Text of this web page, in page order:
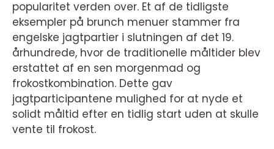
popularitet verden over. Et af de tidligste
eksempler på brunch menuer stammer fra
engelske jagtpartier i slutningen af det 19.
århundrede, hvor de traditionelle måltider blev
erstattet af en sen morgenmad og
frokostkombination. Dette gav
jagtparticipantene mulighed for at nyde et
solidt måltid efter en tidlig start uden at skulle
vente til frokost.